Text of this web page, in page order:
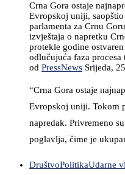
Crna Gora ostaje
Evropskoj uniji,
parlamenta za Crnu
izvještaja o napretku
protekle godine
odlučujuća faza procesa
od PressNews Srijeda,
“Crna Gora ostaje
Evropskoj uniji. Tokom
napredak. Privremeno
poglavlja, čime je
DruštvoPolitikaUdarne